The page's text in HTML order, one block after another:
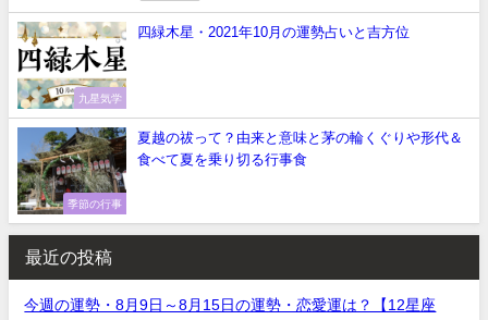
九星気学
四緑木星・2021年10月の運勢占いと吉方位
季節の行事
夏越の祓って？由来と意味と茅の輪くぐりや形代＆
食べて夏を乗り切る行事食
最近の投稿
今週の運勢・8月9日～8月15日の運勢・恋愛運は？【12星座